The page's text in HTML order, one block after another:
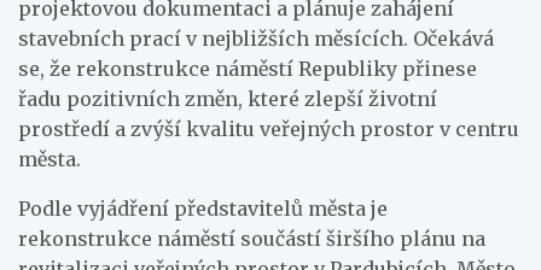
projektovou dokumentaci a plánuje zahájení
stavebních prací v nejbližších měsících. Očekává
se, že rekonstrukce náměstí Republiky přinese
řadu pozitivních změn, které zlepší životní
prostředí a zvýší kvalitu veřejných prostor v centru
města.
Podle vyjádření představitelů města je
rekonstrukce náměstí součástí širšího plánu na